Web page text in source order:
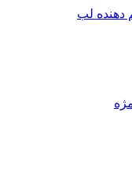
دهنده لب